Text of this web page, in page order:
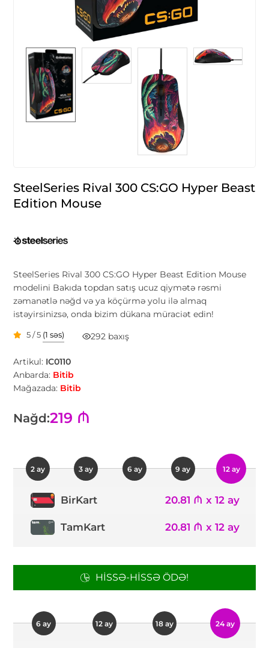
SteelSeries Rival 300 CS:GO Hyper Beast
Edition Mouse
SteelSeries Rival 300 CS:GO Hyper Beast Edition Mouse
modelini Bakıda topdan satış ucuz qiymətə rəsmi
zəmanətlə nəğd və ya köçürmə yolu ilə almaq
istəyirsinizsə, onda bizim dükana müraciət edin!
5 / 5 (1 səs) 292 baxış
Artikul: IC0110
Anbarda: Bitib
Mağazada: Bitib
Nağd:219 ₼
2 ay 3 ay 6 ay 9 ay 12 ay
BirKart 20.81 ₼ x 12 ay
TamKart 20.81 ₼ x 12 ay
HISSƏ-HISSƏ ÖDƏ!
6 ay 12 ay 18 ay 24 ay